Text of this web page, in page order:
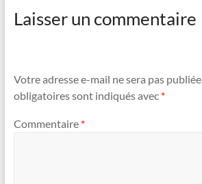
Laisser un commentaire
Votre adresse e-mail ne sera pas publiée.
obligatoires sont indiqués avec *
Commentaire *